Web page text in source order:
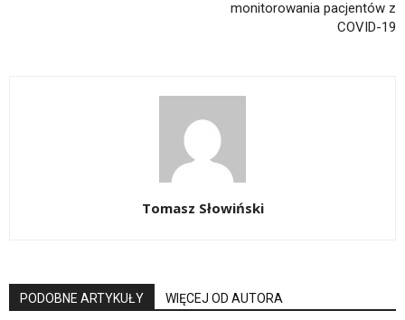
monitorowania pacjentów z
COVID-19
Tomasz Słowiński
PODOBNE ARTYKUŁY WIĘCEJ OD AUTORA